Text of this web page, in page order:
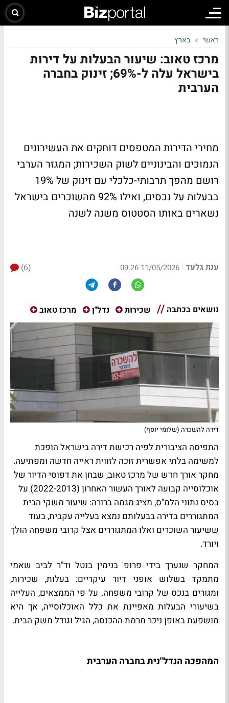
ראשי בארץ
מרכז טאוב: שיעור הבעלות על דירות
בישראל עלה ל-69%; זינוק בחברה
הערבית
מחירי הדירות המטפסים דוחקים את העשירונים
הנמוכים והבינוניים לשוק השכירות; המגזר הערבי
רושם מהפך תרבותי-כלכלי עם זינוק של 19%
בבעלות על נכסים, ואילו 92% מהשוכרים בישראל
נשארים באותו הסטטוס משנה לשנה
ענת גלעד |
11/05/2026 09:26
(6)
נושאים בכתבה שכירות נדל"ן מרכז טאוב
דירה להשכרה (שלומי יוסף)
התפיסה הציבורית לפיה רכישת דירה בישראל הופכת
למשימה בלתי אפשרית זוכה לזווית ראייה חדשה ומפתיעה.
מחקר אורך חדש של מרכז טאוב, שבחן את דפוסי הדיור של
אוכלוסייה קבועה לאורך העשור האחרון (2022-2013) על
בסיס נתוני הלמ"ס, מציג מגמה ברורה: שיעור משקי הבית
המתגוררים בדירה בבעלותם נמצא בעלייה עקבית, בעוד
ששיעור השוכרים ואלו המתגוררים אצל קרובי משפחה הולך
ויורד.
המחקר שנערך בידי פרופ' בנימין בנטל וד"ר לביב שאמי
מתמקד בשלוש אופני דיור עיקריים: בעלות, שכירות,
ומגורים בנכס של קרובי משפחה. על פי הממצאים, העלייה
בשיעורי הבעלות מאפיינת את כלל האוכלוסייה, אך היא
מושפעת באופן ניכר מרמת ההכנסה, הגיל וגודל משק הבית.
המהפכה הנדל"נית בחברה הערבית